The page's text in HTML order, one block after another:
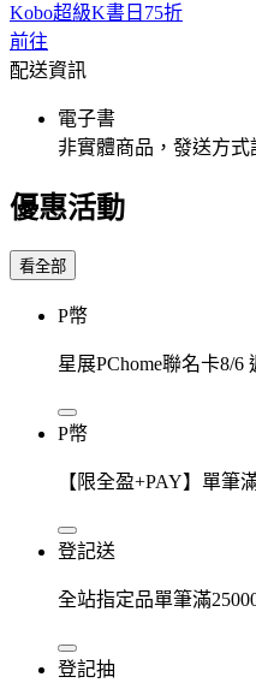
Kobo超級K書日75折
前往
配送資訊
電子書
非實體商品，發送方式
優惠活動
看全部
P幣
星展PChome聯名卡8/6
P幣
【限全盈+PAY】單筆
登記送
全站指定品單筆滿
登記抽